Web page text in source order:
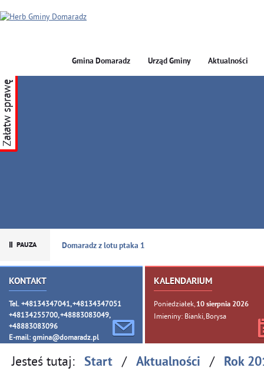
GMINA DOMARADZ
Gmina Domaradz Urząd Gminy Aktualności
Domaradz z lotu ptaka 1
KONTAKT
Tel. +48134347041, +48134347051
+48134255700, +48883083049,
+48883083096
E-mail: gmina@domaradz.pl
KALENDARIUM
Poniedziałek, 10sierpnia 2026
Imieniny: Bianki, Borysa
Załatw sprawę
Jesteś tutaj: Start / Aktualności / Rok